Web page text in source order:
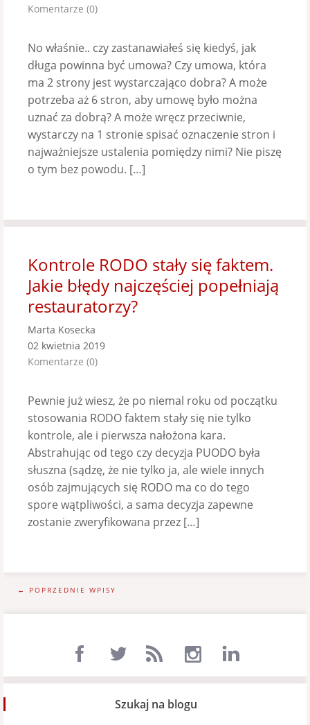
Komentarze (0)
No właśnie.. czy zastanawiałeś się kiedyś, jak
długa powinna być umowa? Czy umowa, która
ma 2 strony jest wystarczająco dobra? A może
potrzeba aż 6 stron, aby umowę było można
uznać za dobrą? A może wręcz przeciwnie,
wystarczy na 1 stronie spisać oznaczenie stron i
najważniejsze ustalenia pomiędzy nimi? Nie piszę
o tym bez powodu. […]
Kontrole RODO stały się faktem.
Jakie błędy najczęściej popełniają
restauratorzy?
Marta Kosecka
02 kwietnia 2019
Komentarze (0)
Pewnie już wiesz, że po niemal roku od początku
stosowania RODO faktem stały się nie tylko
kontrole, ale i pierwsza nałożona kara.
Abstrahując od tego czy decyzja PUODO była
słuszna (sądzę, że nie tylko ja, ale wiele innych
osób zajmujących się RODO ma co do tego
spore wątpliwości, a sama decyzja zapewne
zostanie zweryfikowana przez […]
← POPRZEDNIE WPISY
Szukaj na blogu